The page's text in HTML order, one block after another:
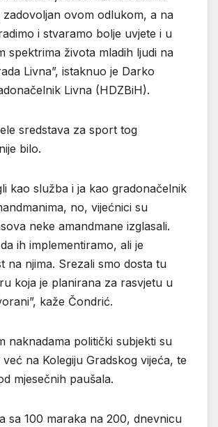
zadovoljan ovom odlukom, a na
i stvaramo bolje uvjete i u
spektrima života mladih ljudi na
Livna”, istaknuo je Darko
Livna (HDZBiH).
sredstava za sport tog
bilo.
kao služba i ja kao gradonačelnik
no, vijećnici su
neke amandmane izglasali.
ih implementiramo, ali je
na njima. Srezali smo dosta tu
koja je planirana za rasvjetu u
kaže Čondrić.
naknadama politički subjekti su
već na Kolegiju Gradskog vijeća, te
mjesečnih paušala.
sa 100 maraka na 200, dnevnicu